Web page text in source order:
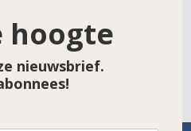
hoogte
nieuwsbrief.